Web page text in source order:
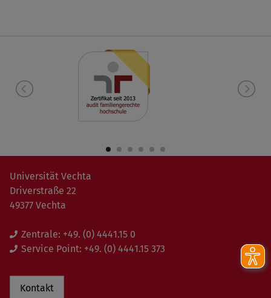
Universität Vechta
Driverstraße 22
49377 Vechta
Zentrale: +49. (0) 4441.15 0
Service Point: +49. (0) 4441.15 373
Kontakt